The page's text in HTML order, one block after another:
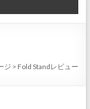
ジ > Fold Standレビュー